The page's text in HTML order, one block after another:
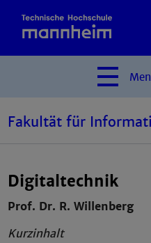
Fakultät für
Digitaltechnik
Prof. Dr. R. Willenberg
Kurzinhalt